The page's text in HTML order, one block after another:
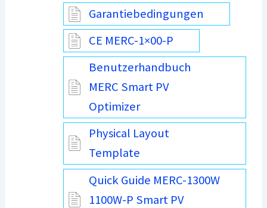
Garantiebedingungen
CE MERC-1×00-P
Benutzerhandbuch
MERC Smart PV
Optimizer
Physical Layout
Template
Quick Guide MERC-1300W
1100W-P Smart PV